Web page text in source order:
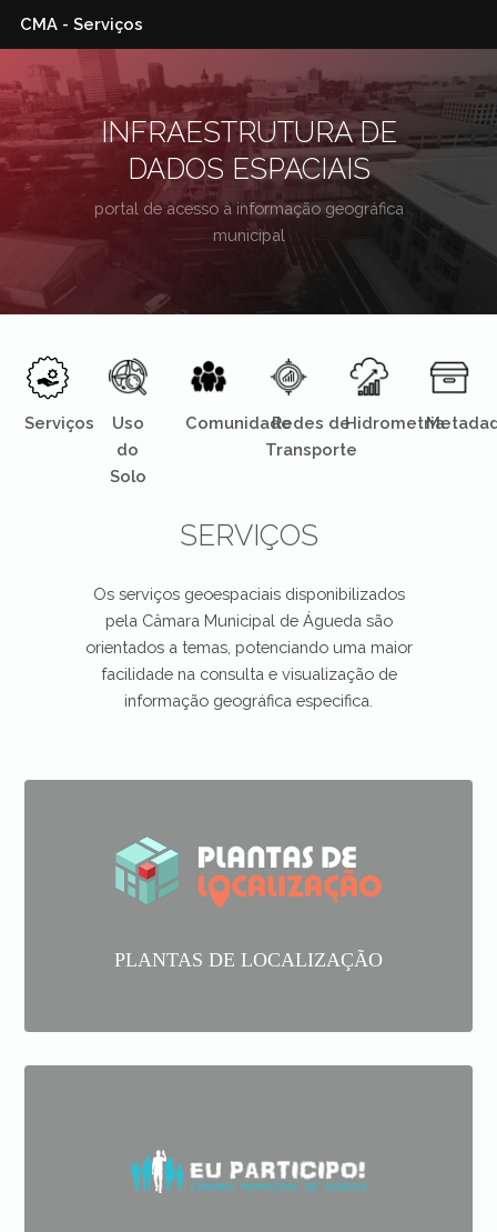
CMA - Serviços
INFRAESTRUTURA DE
DADOS ESPACIAIS
portal de acesso à informação geográfica
municipal
Serviços
Uso
do
Solo
ComunidadeRedes de
Transporte
Hidrometria
SERVIÇOS
Os serviços geoespaciais disponibilizados
pela Câmara Municipal de Águeda são
orientados a temas, potenciando uma maior
facilidade na consulta e visualização de
informação geográfica especifica.
PLANTAS DE LOCALIZAÇÃO